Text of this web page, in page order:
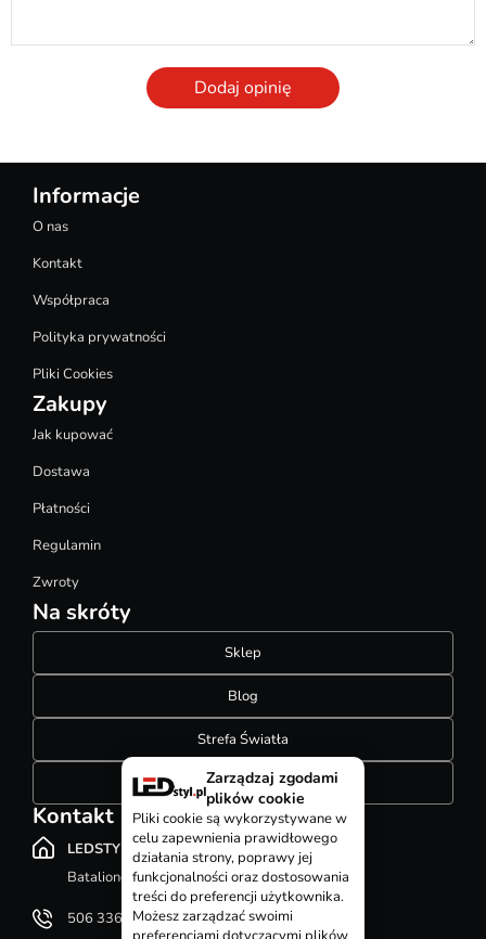
Dodaj opinię
Informacje
O nas
Kontakt
Współpraca
Polityka prywatności
Pliki Cookies
Zakupy
Jak kupować
Dostawa
Płatności
Regulamin
Zwroty
Na skróty
Sklep
Blog
Strefa Światła
Konfigurator szynoprzewodów
Kontakt
LEDSTYL.pl
Batalionów Chłopskich 12, 94-058 Łódź
506 336 320
Zarządzaj zgodami
plików cookie
Pliki cookie są wykorzystywane w
celu zapewnienia prawidłowego
działania strony, poprawy jej
funkcjonalności oraz dostosowania
treści do preferencji użytkownika.
Możesz zarządzać swoimi